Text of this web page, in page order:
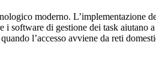
moderno. L’implementazione
di gestione dei task aiutano
l’accesso avviene da reti